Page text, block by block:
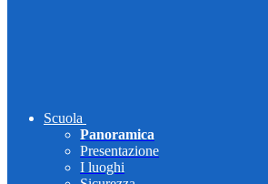
Scuola
Panoramica
Presentazione
I luoghi